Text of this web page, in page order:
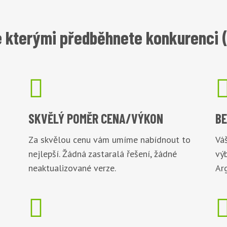
kterými předběhnete konkurenci

SKVĚLÝ POMĚRCENA/VÝKON
Za skvělou cenu vám umíme nabídnout to
nejlepší. Žádná zastaralá řešení, žádné
neaktualizované verze.
